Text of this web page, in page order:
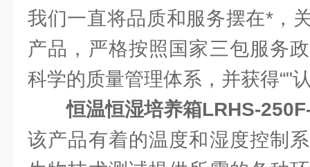
我们一直将品质和服务摆在*，
产品，严格按照国家三包服务
科学的质量管理体系，并获得“"
恒温恒湿培养箱LRHS-
该产品有着的温度和湿度控制